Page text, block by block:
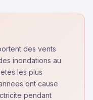
des vents
inondations au
les plus
ont cause
pendant